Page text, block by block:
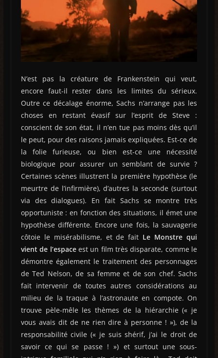
N’est pas la créature de Frankenstein qui veut,
encore faut-il rester dans les limites du sérieux.
Outre ce décalage énorme, Sachs n’arrange pas les
choses en restant évasif sur l’esprit de Steve :
conscient de son état, il n’en tue pas moins dès qu’il
le peut, pour des raisons jamais expliquées. Est-ce de
la folie furieuse, ou bien est-ce une nécessité
biologique pour assurer un semblant de survie ?
Certaines scènes illustrent la première hypothèse (le
meurtre de l’infirmière), d’autres la seconde (surtout
via des dialogues). En fait Sachs se montre très
opportuniste : en fonction des situations, il émet une
hypothèse différente. Encore une fois, la sauvagerie
côtoie le misérabilisme, et de fait Le Monstre qui
vient de l’espaceest un film très disparate, comme le
démontre également le traitement des personnages
de Ted Nelson, de sa femme et de son chef. Sachs
fait intervenir de toutes autres considérations au
milieu de la traque à l’astronaute en compote. On
trouve pèle-mêle les thèmes de la hiérarchie (« je
vous avais dit de ne rien dire à personne ! »), de la
responsabilité civile (« je suis shérif, j’ai le droit de
savoir ce qui se passe ! ») et surtout une sous-